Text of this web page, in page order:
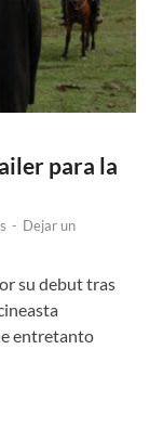
para la
- Dejar un
su debut tras
entretanto